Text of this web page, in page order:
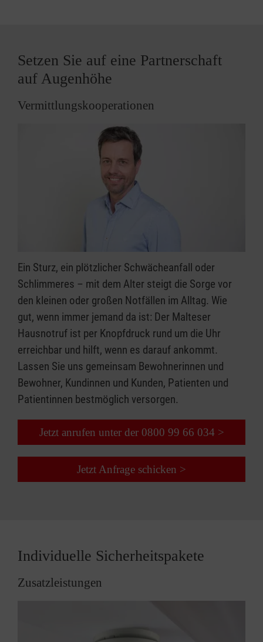
Setzen Sie auf eine Partnerschaft
auf Augenhöhe
Vermittlungskooperationen
Ein Sturz, ein plötzlicher Schwächeanfall oder
Schlimmeres – mit dem Alter steigt die Sorge vor
den kleinen oder großen Notfällen im Alltag. Wie
gut, wenn immer jemand da ist: Der Malteser
Hausnotruf ist per Knopfdruck rund um die Uhr
erreichbar und hilft, wenn es darauf ankommt.
Lassen Sie uns gemeinsam Bewohnerinnen und
Bewohner, Kundinnen und Kunden, Patienten und
Patientinnen bestmöglich versorgen.
Jetzt anrufen unter der 0800 99 66 034 >
Jetzt Anfrage schicken >
Individuelle Sicherheitspakete
Zusatzleistungen